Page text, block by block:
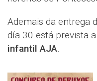
Ademais da entrega
día 30 está prevista
infantil AJA.